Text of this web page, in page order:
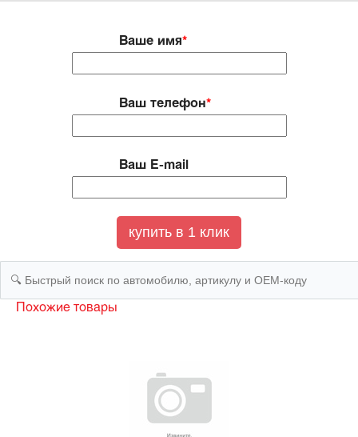
Ваше имя*
Ваш телефон*
Ваш E-mail
Похожие товары